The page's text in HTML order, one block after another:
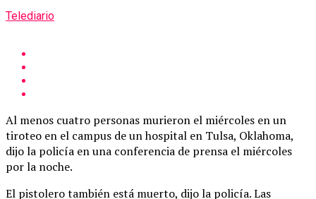
Telediario
Al menos cuatro personas murieron el miércoles en un
tiroteo en el campus de un hospital en Tulsa, Oklahoma,
dijo la policía en una conferencia de prensa el miércoles
por la noche.
El pistolero también está muerto, dijo la policía. Las